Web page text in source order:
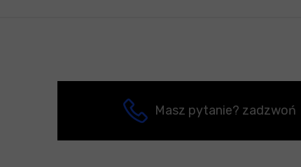
Masz pytanie? zadzwoń